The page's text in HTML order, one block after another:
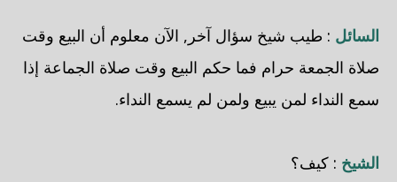
السائل : طيب شيخ سؤال آخر, الآن معلوم أن البيع وقت
صلاة الجمعة حرام فما حكم البيع وقت صلاة الجماعة إذا
سمع النداء لمن يبيع ولمن لم يسمع النداء.
الشيخ : كيف؟